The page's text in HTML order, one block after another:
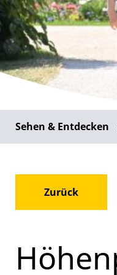
Sehen & Entdecken
Zurück